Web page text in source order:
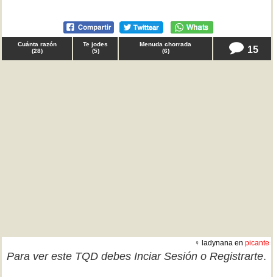
Cuánta razón
(28)
Te jodes
(5)
Menuda chorrada
(6) 15
♀ ladynana en picante
Para ver este TQD debes Inciar Sesión o Registrarte.